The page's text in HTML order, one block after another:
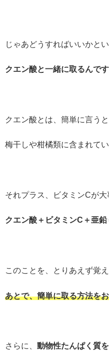
じゃあどうすればいいかと
クエン酸と一緒に取るんです
クエン酸とは、簡単に言う
梅干しや柑橘類に含まれてい
それプラス、ビタミンCが大
クエン酸＋ビタミンC＋亜鉛
このことを、とりあえず覚
あとで、簡単に取る方法を
さらに、 動物性たんぱく質